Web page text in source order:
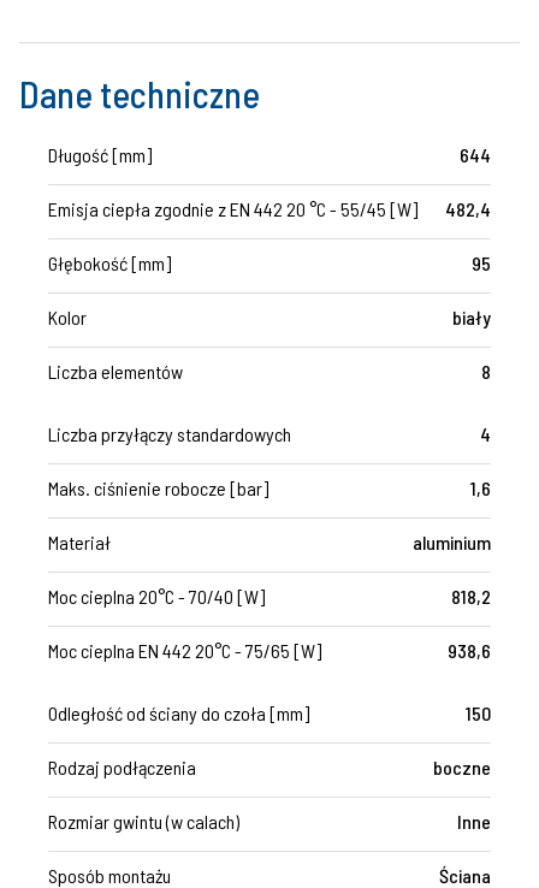
Dane techniczne
Długość [mm] 644
Emisja ciepła zgodnie z EN 442 20 °C - 55/45 [W] 482,4
Głębokość [mm] 95
Kolor biały
Liczba elementów 8
Liczba przyłączy standardowych 4
Maks. ciśnienie robocze [bar] 1,6
Materiał aluminium
Moc cieplna 20°C - 70/40 [W] 818,2
Moc cieplna EN 442 20°C - 75/65 [W] 938,6
Odległość od ściany do czoła [mm] 150
Rodzaj podłączenia boczne
Rozmiar gwintu (w calach) Inne
Sposób montażu Ściana